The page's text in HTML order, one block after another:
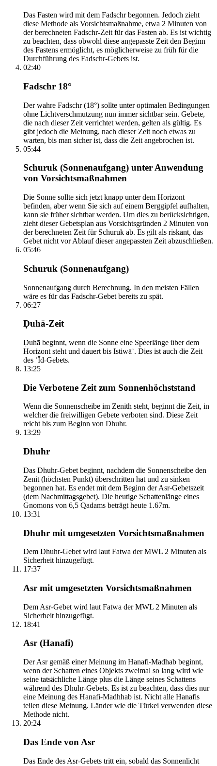
Das Fasten wird mit dem Fadschr begonnen. Jedoch zieht
diese Methode als Vorsichtsmaßnahme, etwa 2 Minuten von
der berechneten Fadschr-Zeit für das Fasten ab. Es ist wichtig
zu beachten, dass obwohl diese angepasste Zeit den Beginn
des Fastens ermöglicht, es möglicherweise zu früh für die
Durchführung des Fadschr-Gebets ist.
02:40
Fadschr 18°
Der wahre Fadschr (18°) sollte unter optimalen Bedingungen
ohne Lichtverschmutzung nun immer sichtbar sein. Gebete,
die nach dieser Zeit verrichtet werden, gelten als gültig. Es
gibt jedoch die Meinung, nach dieser Zeit noch etwas zu
warten, bis man sicher ist, dass die Zeit angebrochen ist.
05:44
Schuruk (Sonnenaufgang) unter Anwendung
von Vorsichtsmaßnahmen
Die Sonne sollte sich jetzt knapp unter dem Horizont
befinden, aber wenn Sie sich auf einem Berggipfel aufhalten,
kann sie früher sichtbar werden. Um dies zu berücksichtigen,
zieht dieser Gebetsplan aus Vorsichtsgründen 2 Minuten von
der berechneten Zeit für Schuruk ab. Es gilt als riskant, das
Gebet nicht vor Ablauf dieser angepassten Zeit abzuschließen.
05:46
Schuruk (Sonnenaufgang)
Sonnenaufgang durch Berechnung. In den meisten Fällen
wäre es für das Fadschr-Gebet bereits zu spät.
06:27
Ḍuhā-Zeit
Ḍuhā beginnt, wenn die Sonne eine Speerlänge über dem
Horizont steht und dauert bis Istiwāʾ. Dies ist auch die Zeit
des ʿĪd-Gebets.
13:25
Die Verbotene Zeit zum Sonnenhöchststand
Wenn die Sonnenscheibe im Zenith steht, beginnt die Zeit, in
welcher die freiwilligen Gebete verboten sind. Diese Zeit
reicht bis zum Beginn von Dhuhr.
13:29
Dhuhr
Das Dhuhr-Gebet beginnt, nachdem die Sonnenscheibe den
Zenit (höchsten Punkt) überschritten hat und zu sinken
begonnen hat. Es endet mit dem Beginn der Asr-Gebetszeit
(dem Nachmittagsgebet). Die heutige Schattenlänge eines
Gnomons von 6,5 Qadams beträgt heute 1.67m.
13:31
Dhuhr mit umgesetzten Vorsichtsmaßnahmen
Dem Dhuhr-Gebet wird laut Fatwa der MWL 2 Minuten als
Sicherheit hinzugefügt.
17:37
Asr mit umgesetzten Vorsichtsmaßnahmen
Dem Asr-Gebet wird laut Fatwa der MWL 2 Minuten als
Sicherheit hinzugefügt.
18:41
Asr (Hanafi)
Der Asr gemäß einer Meinung im Hanafi-Madhab beginnt,
wenn der Schatten eines Objekts zweimal so lang wird wie
seine tatsächliche Länge plus die Länge seines Schattens
während des Dhuhr-Gebets. Es ist zu beachten, dass dies nur
eine Meinung des Hanafi-Madhhab ist. Nicht alle Hanafis
teilen diese Meinung. Länder wie die Türkei verwenden diese
Methode nicht.
20:24
Das Ende von Asr
Das Ende des Asr-Gebets tritt ein, sobald das Sonnenlicht